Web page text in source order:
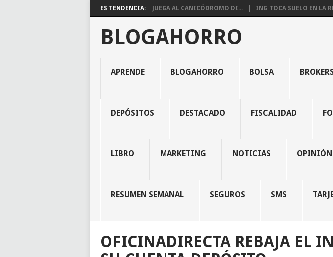
ES TENDENCIA: JUEGA AL CANICÓDROMO DI... ING TOCA SUELO EN LA
BLOGAHORRO
APRENDE BLOGAHORRO BOLSA BROKERS
DEPÓSITOS DESTACADO FISCALIDAD
LIBRO MARKETING NOTICIAS OPINIÓN
RESUMEN SEMANAL SEGUROS SMS
OFICINADIRECTA REBAJA EL